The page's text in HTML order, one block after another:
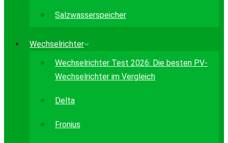
Salzwasserspeicher
Wechselrichter
Wechselrichter Test 2026: Die besten PV-
Wechselrichter im Vergleich
Delta
Fronius